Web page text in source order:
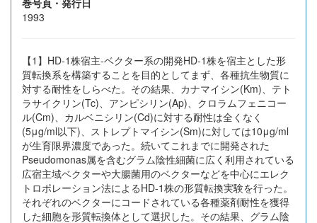
巻号頁・発行日
1993
【1】HD-1株宿主-ベクター系の開発HD-1株を宿主とした形
質転換系を構築することを目的としてまず、各種抗生物質に
対する耐性をしらべた。その結果、カナマイシン(Km)、テト
ラサイクリン(Tc)、アンピシリン(Ap)、クロラムフェニコー
ル(Cm)、カルベニシリン(Cd)に対する耐性は全くなく
(5μg/ml以下)、ストレプトマイシン(Sm)に対しては10μg/ml
が生育限界濃度であった。続いてこれまでに開発された
Pseudomonas属を含むグラム陰性細菌に広く利用されている
広宿主域ベクターや大腸菌用のベクターなどを中心にエレク
トロポレーション法によるHD-1株の形質転換実験を行った。
それぞれのベクターにコードされている各種薬剤耐性を獲得
した細胞を形質転換体として選択した。その結果、グラム陰